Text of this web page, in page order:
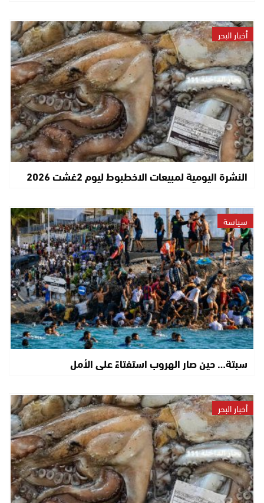
أخبار البحر
النشرة اليومية لمبيعات الاخطبوط ليوم 2غشت 2026
سياسة
سبتة… حين صار الهروب استفتاءً على الأمل
أخبار البحر